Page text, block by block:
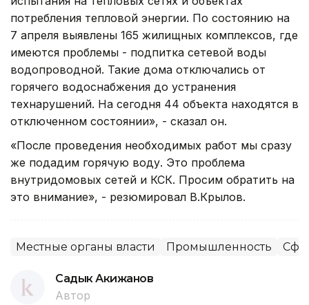
потребления тепловой энергии. По состоянию на
7 апреля выявлены 165 жилищных комплексов, где
имеются проблемы - подпитка сетевой воды
водопроводной. Такие дома отключались от
горячего водоснабжения до устранения
технарушений. На сегодня 44 объекта находятся в
отключенном состоянии», - сказал он.
«После проведения необходимых работ мы сразу
же подадим горячую воду. Это проблема
внутридомовых сетей и КСК. Просим обратить на
это внимание», - резюмировал В.Крылов.
Местные органы власти Промышленность
Садык Акижанов
Автор